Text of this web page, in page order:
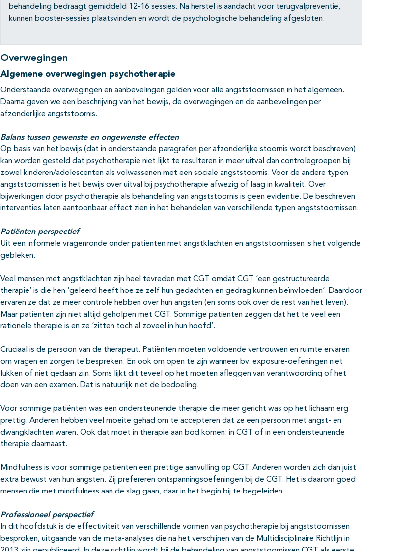
behandeling bedraagt gemiddeld 12-16 sessies. Na herstel is aandacht voor terugvalpreventie,
kunnen booster-sessies plaatsvinden en wordt de psychologische behandeling afgesloten.
Overwegingen
Algemene overwegingen psychotherapie
Onderstaande overwegingen en aanbevelingen gelden voor alle angststoornissen in het algemeen.
Daarna geven we een beschrijving van het bewijs, de overwegingen en de aanbevelingen per
afzonderlijke angststoornis.
Balans tussen gewenste en ongewenste effecten
Op basis van het bewijs (dat in onderstaande paragrafen per afzonderlijke stoornis wordt beschreven)
kan worden gesteld dat psychotherapie niet lijkt te resulteren in meer uitval dan controlegroepen bij
zowel kinderen/adolescenten als volwassenen met een sociale angststoornis. Voor de andere typen
angststoornissen is het bewijs over uitval bij psychotherapie afwezig of laag in kwaliteit. Over
bijwerkingen door psychotherapie als behandeling van angststoornis is geen evidentie. De beschreven
interventies laten aantoonbaar effect zien in het behandelen van verschillende typen angststoornissen.
Patiënten perspectief
Uit een informele vragenronde onder patiënten met angstklachten en angststoornissen is het volgende
gebleken.
Veel mensen met angstklachten zijn heel tevreden met CGT omdat CGT ‘een gestructureerde
therapie’ is die hen ‘geleerd heeft hoe ze zelf hun gedachten en gedrag kunnen beïnvloeden’. Daardoor
ervaren ze dat ze meer controle hebben over hun angsten (en soms ook over de rest van het leven).
Maar patiënten zijn niet altijd geholpen met CGT. Sommige patiënten zeggen dat het te veel een
rationele therapie is en ze ‘zitten toch al zoveel in hun hoofd’.
Cruciaal is de persoon van de therapeut. Patiënten moeten voldoende vertrouwen en ruimte ervaren
om vragen en zorgen te bespreken. En ook om open te zijn wanneer bv. exposure-oefeningen niet
lukken of niet gedaan zijn. Soms lijkt dit teveel op het moeten afleggen van verantwoording of het
doen van een examen. Dat is natuurlijk niet de bedoeling.
Voor sommige patiënten was een ondersteunende therapie die meer gericht was op het lichaam erg
prettig. Anderen hebben veel moeite gehad om te accepteren dat ze een persoon met angst- en
dwangklachten waren. Ook dat moet in therapie aan bod komen: in CGT of in een ondersteunende
therapie daarnaast.
Mindfulness is voor sommige patiënten een prettige aanvulling op CGT. Anderen worden zich dan juist
extra bewust van hun angsten. Zij prefereren ontspanningsoefeningen bij de CGT. Het is daarom goed
mensen die met mindfulness aan de slag gaan, daar in het begin bij te begeleiden.
Professioneel perspectief
In dit hoofdstuk is de effectiviteit van verschillende vormen van psychotherapie bij angststoornissen
besproken, uitgaande van de meta-analyses die na het verschijnen van de Multidisciplinaire Richtlijn in